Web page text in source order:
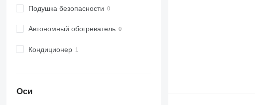
Подушка безопасности
Автономный обогреватель
Кондиционер
Оси